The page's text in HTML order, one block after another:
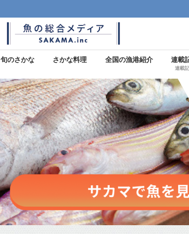
旬のさかな さかな料理 全国の漁港紹介 連載
連載